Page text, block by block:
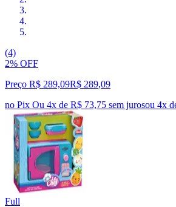
(4)
2% OFF
Preço R$ 289,09R$ 289,09
no Pix Ou 4x de R$ 73,75 sem jurosou 4x
Full